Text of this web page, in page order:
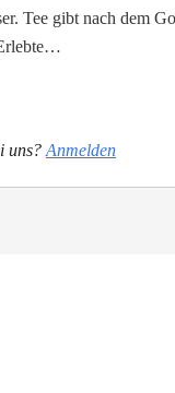
Tee gibt nach dem
uns? Anmelden